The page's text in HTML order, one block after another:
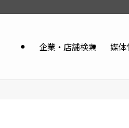
企業・店舗検索 媒体